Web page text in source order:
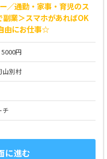
／通勤・家事・育児のス
業＞スマホがあればOK
由にお仕事☆
円
山別村
チ
に進む